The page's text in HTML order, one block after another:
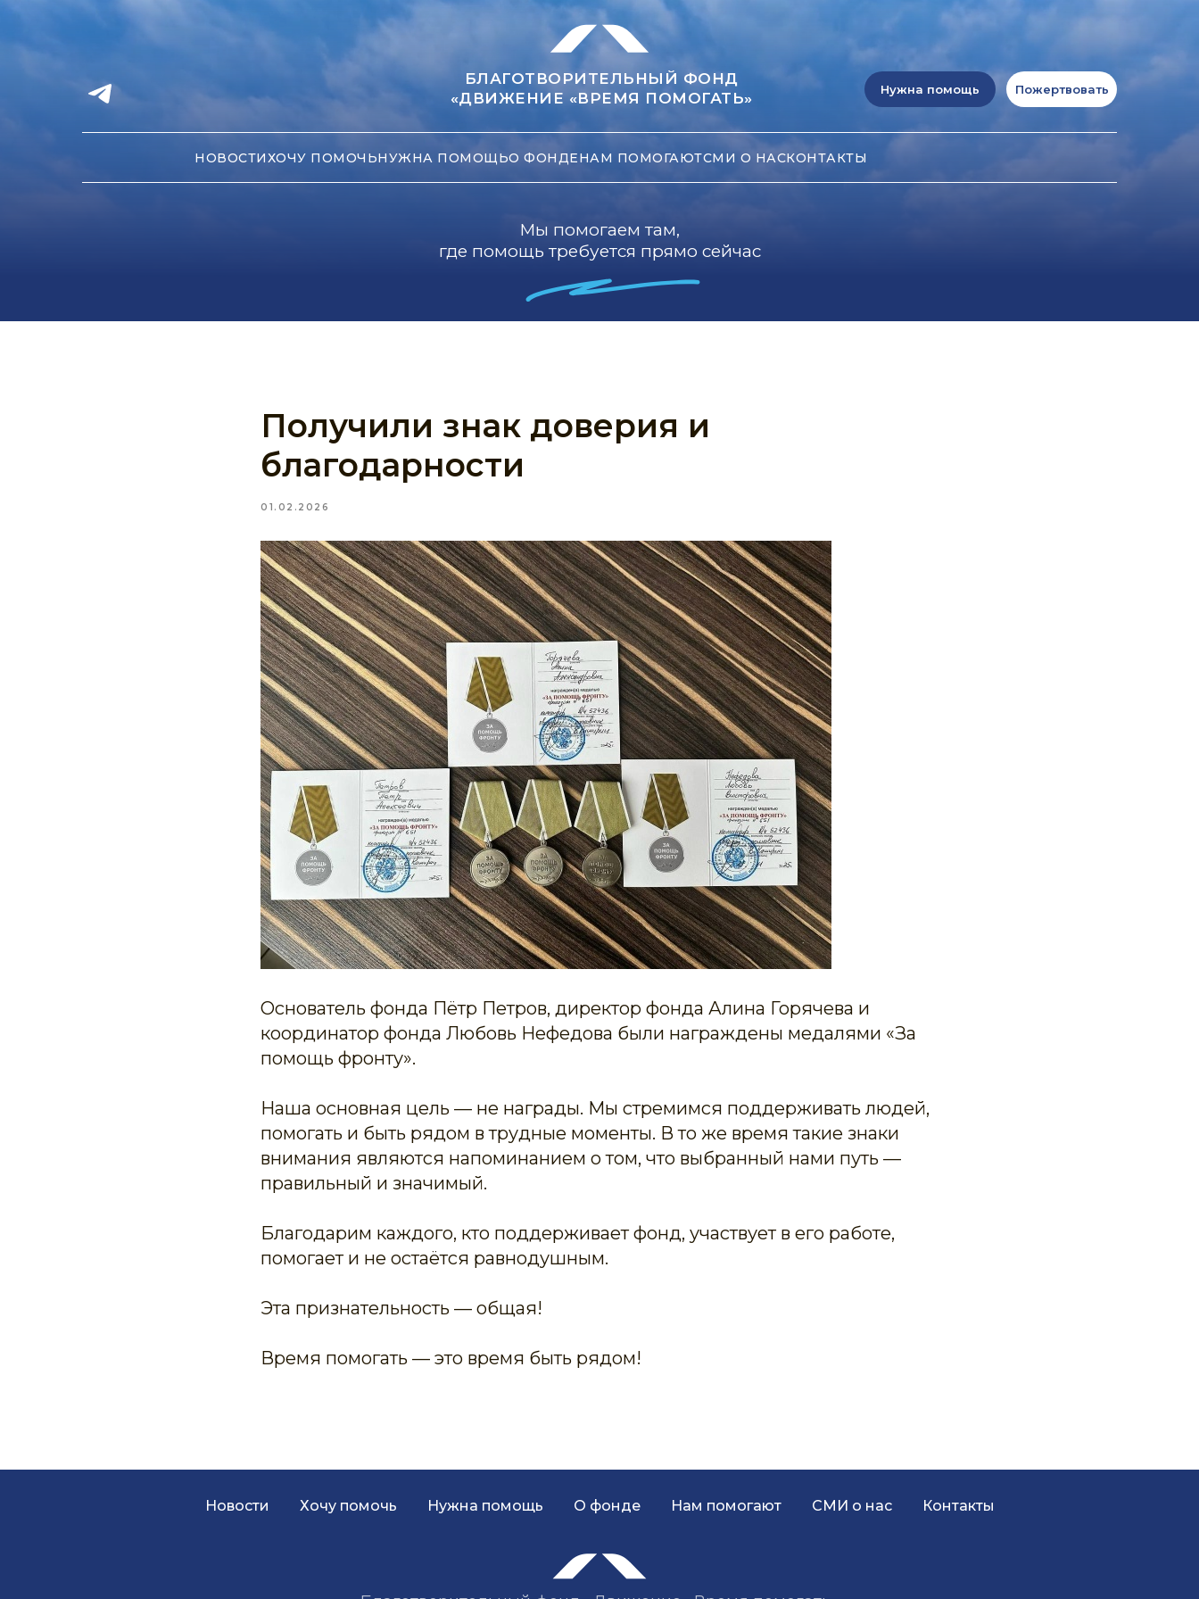
БЛАГОТВОРИТЕЛЬНЫЙ ФОНД
«ДВИЖЕНИЕ «ВРЕМЯ ПОМОГАТЬ»
Мы помогаем там,
где помощь требуется прямо сейчас
НОВОСТИХОЧУ ПОМОЧЬНУЖНА ПОМОЩЬО ФОНДЕНАМ ПОМОГАЮТСМИ О НАСКОНТАКТЫ
Нужна помощь Пожертвовать
Получили знак доверия и
благодарности
01.02.2026
Основатель фонда Пётр Петров, директор фонда Алина Горячева и
координатор фонда Любовь Нефедова были награждены медалями «За
помощь фронту».
Наша основная цель — не награды. Мы стремимся поддерживать людей,
помогать и быть рядом в трудные моменты. В то же время такие знаки
внимания являются напоминанием о том, что выбранный нами путь —
правильный и значимый.
Благодарим каждого, кто поддерживает фонд, участвует в его работе,
помогает и не остаётся равнодушным.
Эта признательность — общая!
Время помогать — это время быть рядом!
Новости Хочу помочь Нужна помощь О фонде Нам помогают СМИ о нас Контакты